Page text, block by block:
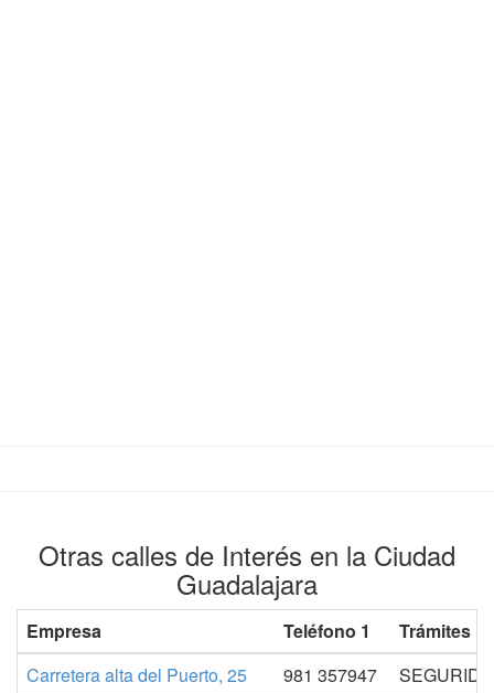
Otras calles de Interés en la Ciudad
Guadalajara
Empresa Teléfono 1
Trámites
Carretera alta del Puerto, 25
981 357947